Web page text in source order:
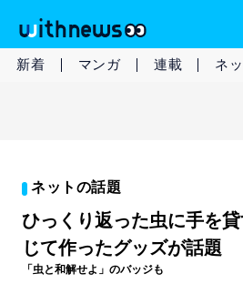
新着 マンガ 連載 ネ
ネットの話題
ひっくり返った虫に手を
じて作ったグッズが話題
「虫と和解せよ」のバッジも